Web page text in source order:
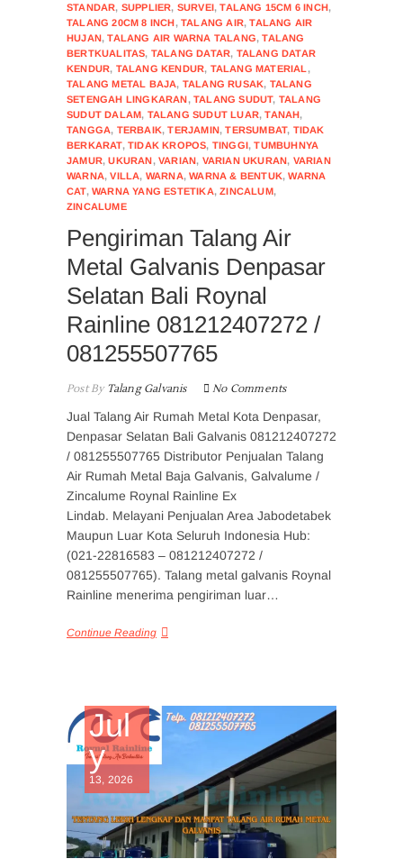
STANDAR, SUPPLIER, SURVEI,TALANG 15CM 6 INCH,
TALANG 20CM 8 INCH,TALANG AIR,TALANG AIR
HUJAN,TALANG AIR WARNA TALANG,TALANG
BERTKUALITAS, TALANG DATAR, TALANG DATAR
KENDUR, TALANG KENDUR, TALANG MATERIAL ,
TALANG METAL BAJA, TALANG RUSAK, TALANG
SETENGAH LINGKARAN,TALANG SUDUT, TALANG
SUDUT DALAM, TALANG SUDUT LUAR,TANAH,
TANGGA, TERBAIK,TERJAMIN,TERSUMBAT, TIDAK
BERKARAT,TIDAK KROPOS, TINGGI,TUMBUHNYA
JAMUR,UKURAN,VARIAN, VARIAN UKURAN, VARIAN
WARNA,VILLA, WARNA,WARNA & BENTUK,WARNA
CAT,WARNA YANG ESTETIKA,ZINCALUM,
ZINCALUME
Pengiriman Talang Air
Metal Galvanis Denpasar
Selatan Bali Roynal
Rainline 081212407272 /
081255507765
Post ByTalang Galvanis No Comments
Jual Talang Air Rumah Metal Kota Denpasar,
Denpasar Selatan Bali Galvanis 081212407272
/ 081255507765 Distributor Penjualan Talang
Air Rumah Metal Baja Galvanis, Galvalume /
Zincalume Roynal Rainline Ex
Lindab. Melayani Penjualan Area Jabodetabek
Maupun Luar Kota Seluruh Indonesia Hub:
(021-22816583 – 081212407272 /
081255507765). Talang metal galvanis Roynal
Rainline menerima pengiriman luar…
Continue Reading
Jul
y
13, 2026